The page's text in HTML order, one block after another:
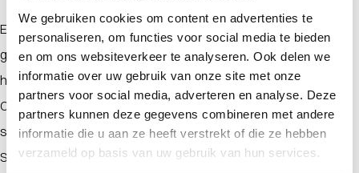
We gebruiken cookies om content en advertenties te
personaliseren, om functies voor social media te bieden
en om ons websiteverkeer te analyseren. Ook delen we
informatie over uw gebruik van onze site met onze
partners voor social media, adverteren en analyse. Deze
partners kunnen deze gegevens combineren met andere
informatie die u aan ze heeft verstrekt of die ze hebben
verzameld op basis van uw gebruik van hun services.
Wo bist du gerade auf der Suche?
Entdecke das wohltuende Seebad Cadzand-Bad und
genieße die Entspannung, die dieses Reiseziel zu bieten
hat. An der wunderschönen Küste Zeelands gelegen, ist
Cadzand-Bad ein Paradies für alle, die Ruhe und Frieden
suchen. Das heilende Meerwasser und die weiten
Strände machen Cadzand-Bad zum idealen Ort, um